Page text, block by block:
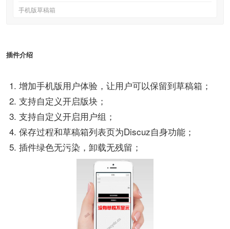
手机版草稿箱
插件介绍
增加手机版用户体验，让用户可以保留到草稿箱；
支持自定义开启版块；
支持自定义开启用户组；
保存过程和草稿箱列表页为Discuz自身功能；
插件绿色无污染，卸载无残留；